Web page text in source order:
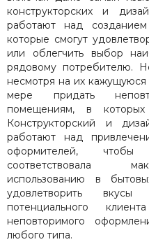
конструкторских и
работают над
которые смогут
или облегчить выбор
рядовому потребителю.
несмотря на их
мере придать
помещениям, в
Конструкторский и
работают над
оформителей, чтобы
соответствовала
использованию в
удовлетворить
потенциального
неповторимого
любого типа.